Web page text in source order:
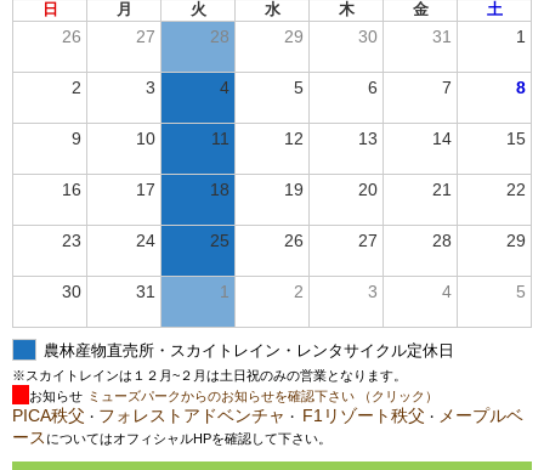
日 月 火 水 木 金 土
26 27 28 29 30 31 1
2 3 4 5 6 7 8
9 10 11 12 13 14 15
16 17 18 19 20 21 22
23 24 25 26 27 28 29
30 31 1 2 3 4 5
農林産物直売所・スカイトレイン・レンタサイクル定休日
※スカイトレインは１２月~２月は土日祝のみの営業となります。
お知らせ ミューズパークからのお知らせを確認下さい （クリック）
PICA秩父 ・ フォレストアドベンチャ ・ F1リゾート秩父 ・ メープルベ
ース についてはオフィシャルHPを確認して下さい。